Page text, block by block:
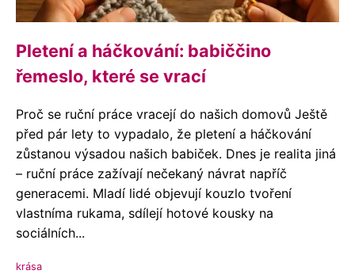
Pletení a háčkování: babiččino
řemeslo, které se vrací
Proč se ruční práce vracejí do našich domovů Ještě
před pár lety to vypadalo, že pletení a háčkování
zůstanou výsadou našich babiček. Dnes je realita jiná
– ruční práce zažívají nečekaný návrat napříč
generacemi. Mladí lidé objevují kouzlo tvoření
vlastníma rukama, sdílejí hotové kousky na
sociálních...
krása